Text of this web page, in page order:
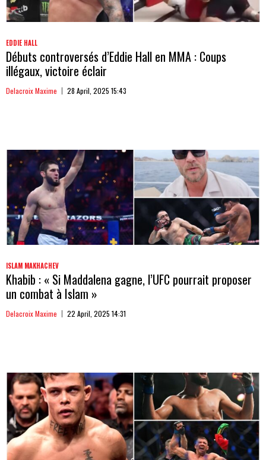
EDDIE HALL
Débuts controversés d’Eddie Hall en MMA : Coups
illégaux, victoire éclair
Delacroix Maxime 28 April, 2025 15:43
ISLAM MAKHACHEV
Khabib : « Si Maddalena gagne, l’UFC pourrait proposer
un combat à Islam »
Delacroix Maxime 22 April, 2025 14:31